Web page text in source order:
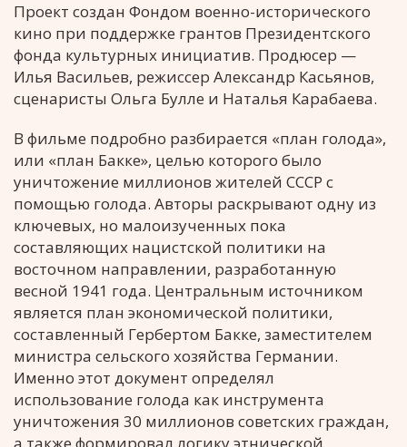
Проект создан Фондом военно-исторического
кино при поддержке грантов Президентского
фонда культурных инициатив. Продюсер —
Илья Васильев, режиссер Александр Касьянов,
сценаристы Ольга Булле и Наталья Карабаева.
В фильме подробно разбирается «план голода»,
или «план Бакке», целью которого было
уничтожение миллионов жителей СССР с
помощью голода. Авторы раскрывают одну из
ключевых, но малоизученных пока
составляющих нацистской политики на
восточном направлении, разработанную
весной 1941 года. Центральным источником
является план экономической политики,
составленный Гербертом Бакке, заместителем
министра сельского хозяйства Германии.
Именно этот документ определял
использование голода как инструмента
уничтожения 30 миллионов советских граждан,